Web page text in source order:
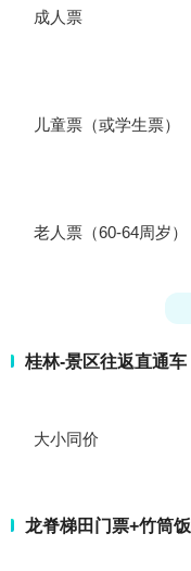
成人票
儿童票（或学生票）
老人票（60-64周岁）
桂林-景区往返直通车
大小同价
龙脊梯田门票+竹筒